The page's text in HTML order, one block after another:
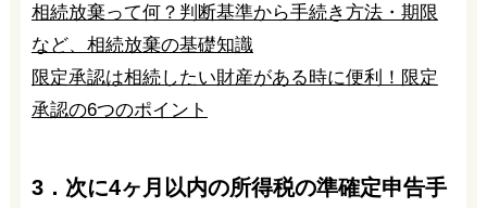
相続放棄って何？判断基準から手続き方法・期限
など、相続放棄の基礎知識
限定承認は相続したい財産がある時に便利！限定
承認の6つのポイント
3．次に4ヶ月以内の所得税の準確定申告手